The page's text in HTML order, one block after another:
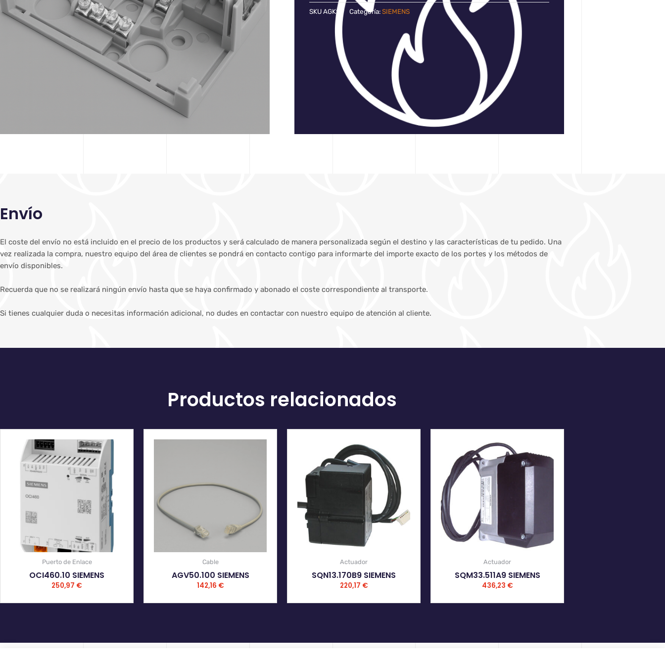
SKUAGK11 Categoría:SIEMENS
Envío
El coste del envío no está incluido en el precio de los productos y será calculado de manera personalizada según el destino y las características de tu pedido. Una
vez realizada la compra, nuestro equipo del área de clientes se pondrá en contacto contigo para informarte del importe exacto de los portes y los métodos de
envío disponibles.
Recuerda que no se realizará ningún envío hasta que se haya confirmado y abonado el coste correspondiente al transporte.
Si tienes cualquier duda o necesitas información adicional, no dudes en contactar con nuestro equipo de atención al cliente.
Productos relacionados
Puerto de Enlace
OCI460.10 SIEMENS
250,97 €
Cable
AGV50.100 SIEMENS
142,16 €
Actuador
SQN13.170B9 SIEMENS
220,17 €
Actuador
SQM33.511A9 SIEMENS
436,23 €